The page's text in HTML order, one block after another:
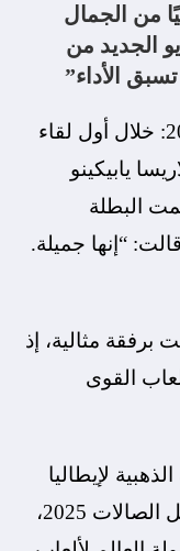
من الجمال
الجديد من
الأداء”
⦁ سانت أغاتا بولونييزي،5 يونيو 2026: خلال أول لقاء
يابيكينو
البطلة
“إنها جميلة.
برفقة مثالية، إذ
القوى
لإيطاليا
داخل الصالات 2025،